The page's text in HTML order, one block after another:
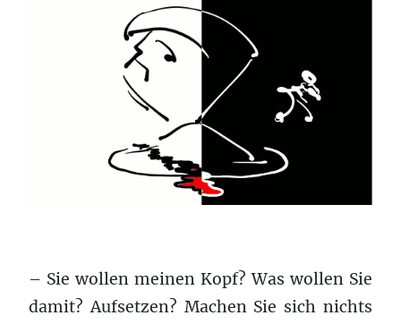
– Sie wollen meinen Kopf? Was wollen Sie
damit? Aufsetzen? Machen Sie sich nichts